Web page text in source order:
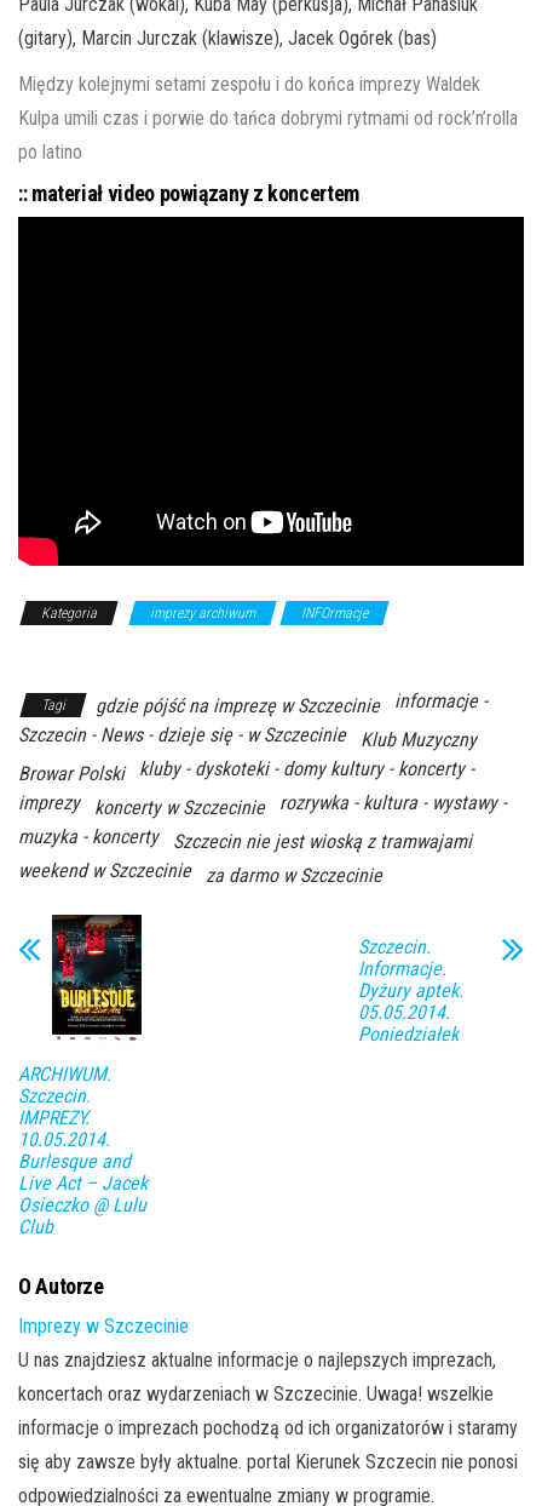
(gitary), Marcin Jurczak (klawisze), Jacek Ogórek (bas)
Między kolejnymi setami zespołu i do końca imprezy Waldek
Kulpa umili czas i porwie do tańca dobrymi rytmami od rock’n’rolla
po latino
:: materiał video powiązany z koncertem
Kategoria imprezy archiwum INFOrmacje
Tagi gdzie pójść na imprezę w Szczecinie
informacje -
Szczecin - News - dzieje się - w Szczecinie
Klub Muzyczny
Browar Polski
kluby - dyskoteki - domy kultury - koncerty -
imprezy
koncerty w Szczecinie
rozrywka - kultura - wystawy -
muzyka - koncerty
Szczecin nie jest wioską z tramwajami
weekend w Szczecinie
za darmo w Szczecinie
ARCHIWUM.
Szczecin.
IMPREZY.
10.05.2014.
Burlesque and
Live Act – Jacek
Osieczko @ Lulu
Club
Szczecin.
Informacje.
Dyżury aptek.
05.05.2014.
Poniedziałek
O Autorze
Imprezy w Szczecinie
U nas znajdziesz aktualne informacje o najlepszych imprezach,
koncertach oraz wydarzeniach w Szczecinie. Uwaga! wszelkie
informacje o imprezach pochodzą od ich organizatorów i staramy
się aby zawsze były aktualne. portal Kierunek Szczecin nie ponosi
odpowiedzialności za ewentualne zmiany w programie.